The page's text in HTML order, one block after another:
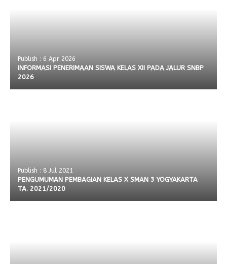
Publish : 6 Apr 2026
INFORMASI PENERIMAAN SISWA KELAS XII PADA JALUR SNBP
2026
Publish : 8 Jul 2021
PENGUMUMAN PEMBAGIAN KELAS X SMAN 3 YOGYAKARTA
TA. 2021/2020